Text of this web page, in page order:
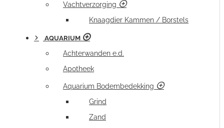
Vachtverzorging
Knaagdier Kammen / Borstels
AQUARIUM
Achterwanden e.d.
Apotheek
Aquarium Bodembedekking
Grind
Zand